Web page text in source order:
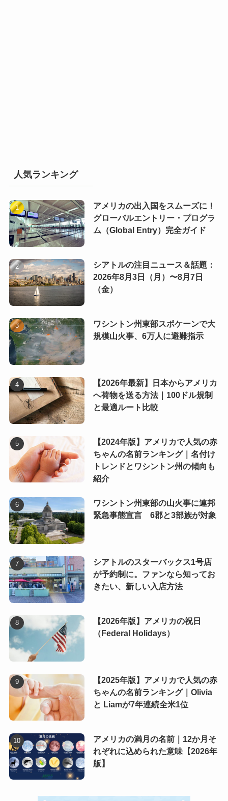
人気ランキング
アメリカの出入国をスムーズに！
グローバルエントリー・プログラ
ム（Global Entry）完全ガイド
シアトルの注目ニュース＆話題：
2026年8月3日（月）〜8月7日
（金）
ワシントン州東部スポケーンで大
規模山火事、6万人に避難指示
【2026年最新】日本からアメリカ
へ荷物を送る方法｜100ドル規制
と最適ルート比較
【2024年版】アメリカで人気の赤
ちゃんの名前ランキング｜名付け
トレンドとワシントン州の傾向も
紹介
ワシントン州東部の山火事に連邦
緊急事態宣言 6郡と3部族が対象
シアトルのスターバックス1号店
が予約制に。ファンなら知ってお
きたい、新しい入店方法
【2026年版】アメリカの祝日
（Federal Holidays）
【2025年版】アメリカで人気の赤
ちゃんの名前ランキング｜Olivia
と Liamが7年連続全米1位
アメリカの満月の名前｜12か月そ
れぞれに込められた意味【2026年
版】